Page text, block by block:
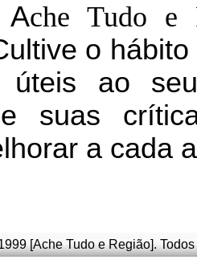
Ache Tudo e
o
úteis ao
suas
a cada
[Ache Tudo e Região].